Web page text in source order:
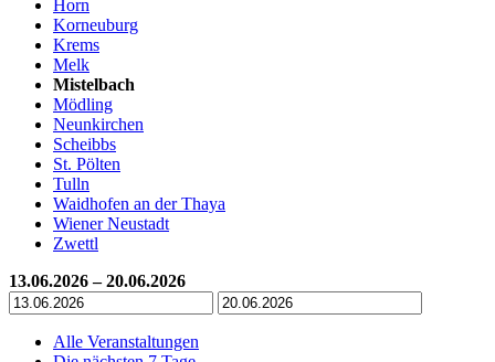
Horn
Korneuburg
Krems
Melk
Mistelbach
Mödling
Neunkirchen
Scheibbs
St. Pölten
Tulln
Waidhofen an der Thaya
Wiener Neustadt
Zwettl
13.06.2026 – 20.06.2026
Alle Veranstaltungen